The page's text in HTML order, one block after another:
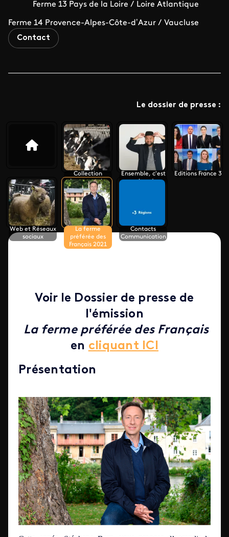
Ferme 13 Pays de la Loire / Loire Atlantique
Ferme 14 Provence-Alpes-Côte-d’Azur / Vaucluse
Contact
Le dossier de presse :
Collection
documentaire
Ensemble, c'est
mieux !
Editions France 3
Web et Réseaux
sociaux
La ferme
préférée des
Français 2021
Contacts
Communication
Voir le Dossier de presse de
l'émission
La ferme préférée des Français
en cliquant ICI
Présentation